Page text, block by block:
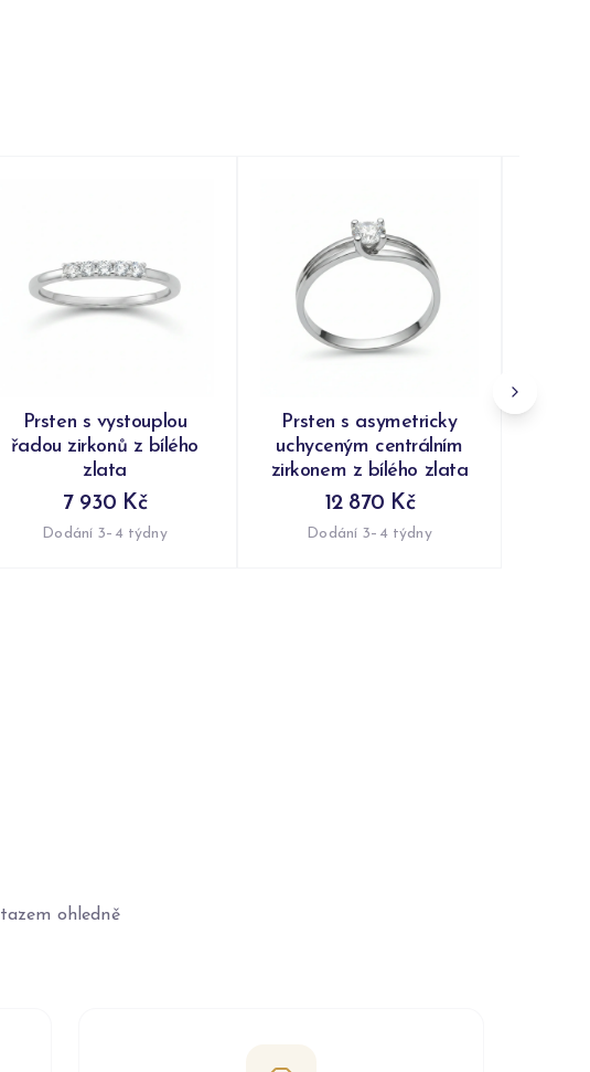
Prsten s vystouplou
řadou zirkonů z bílého
zlata
7 930 Kč
Dodání 3–4 týdny
Prsten s asymetricky
uchyceným centrálním
zirkonem z bílého zlata
12 870 Kč
Dodání 3–4 týdny
ohledně